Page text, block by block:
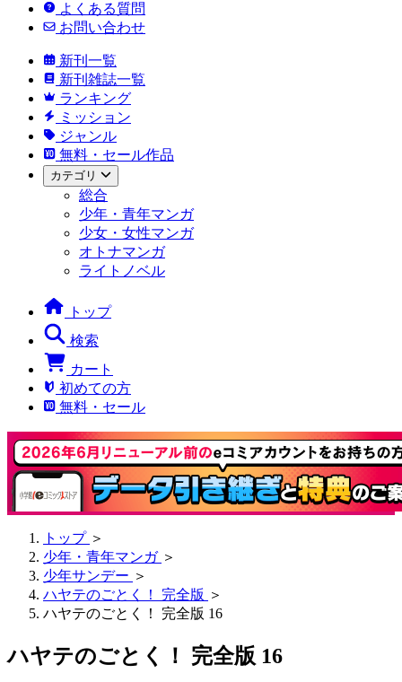
よくある質問
お問い合わせ
新刊一覧
新刊雑誌一覧
ランキング
ミッション
ジャンル
無料・セール作品
カテゴリ
総合
少年・青年マンガ
少女・女性マンガ
オトナマンガ
ライトノベル
トップ
検索
カート
初めての方
無料・セール
トップ ＞
少年・青年マンガ ＞
少年サンデー ＞
ハヤテのごとく！ 完全版 ＞
ハヤテのごとく！ 完全版 16
ハヤテのごとく！ 完全版 16